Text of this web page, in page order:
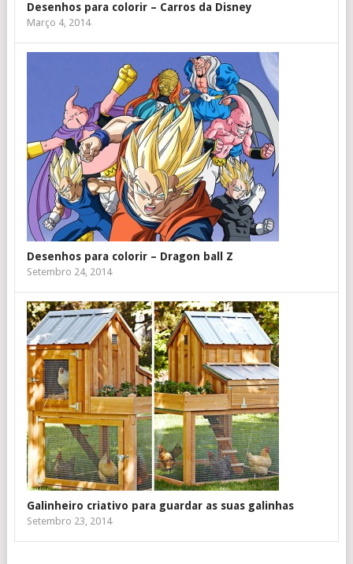
Desenhos para colorir – Carros da Disney
Março 4, 2014
Desenhos para colorir – Dragon ball Z
Setembro 24, 2014
Galinheiro criativo para guardar as suas galinhas
Setembro 23, 2014